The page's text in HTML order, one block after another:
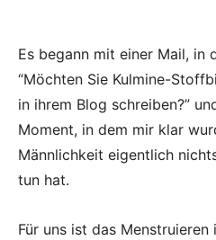
Es begann mit einer Mail, in
“Möchten Sie Kulmine-
in ihrem Blog schreiben?”
Moment, in dem mir klar
Männlichkeit eigentlich
tun hat.
Für uns ist das